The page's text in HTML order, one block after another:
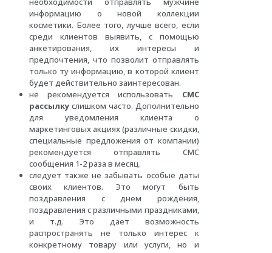
информацию о новой коллекции
косметики. Более того, лучше всего, если
среди клиентов выявить, с помощью
анкетирования, их интересы и
предпочтения, что позволит отправлять
только ту информацию, в которой клиент
будет действительно заинтересован.
не рекомендуется использовать СМС
рассылку слишком часто. Дополнительно
для уведомления клиента о
маркетинговых акциях (различные скидки,
специальные предложения от компании)
рекомендуется отправлять СМС
сообщения 1-2 раза в месяц.
следует также не забывать особые даты
своих клиентов. Это могут быть
поздравления с днем рождения,
поздравления с различными праздниками,
и т.д. Это дает возможность
распространять не только интерес к
конкретному товару или услуги, но и